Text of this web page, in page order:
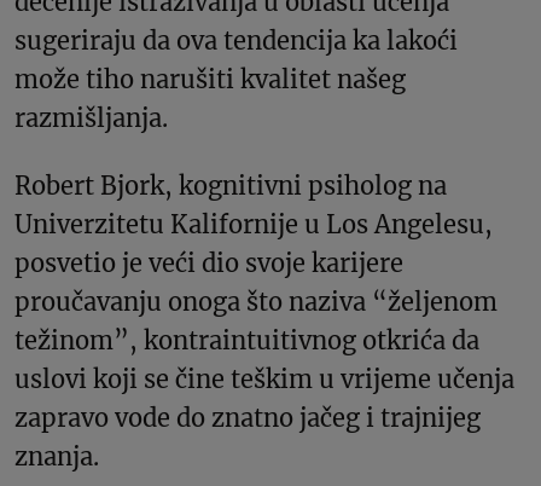
sugeriraju da ova tendencija ka lakoći
može tiho narušiti kvalitet našeg
razmišljanja.
Robert Bjork, kognitivni psiholog na
Univerzitetu Kalifornije u Los Angelesu,
posvetio je veći dio svoje karijere
proučavanju onoga što naziva “željenom
težinom”, kontraintuitivnog otkrića da
uslovi koji se čine teškim u vrijeme učenja
zapravo vode do znatno jačeg i trajnijeg
znanja.